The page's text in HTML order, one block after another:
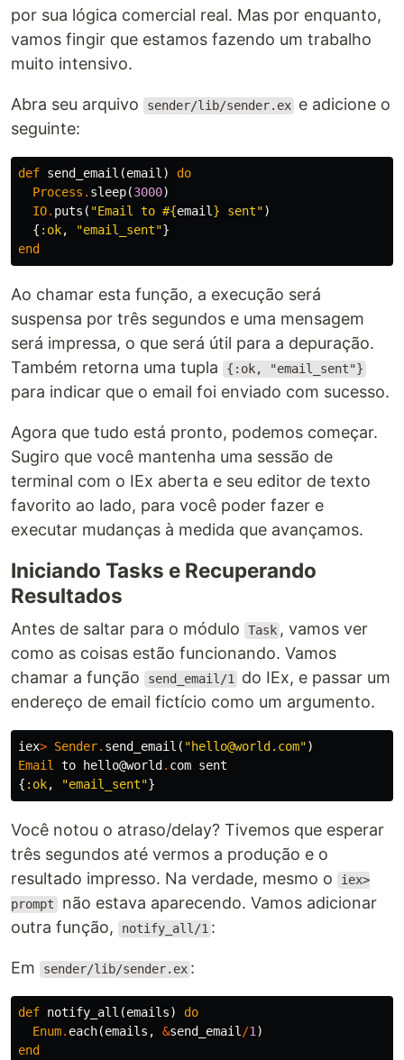
por sua lógica comercial real. Mas por enquanto,
vamos fingir que estamos fazendo um trabalho
muito intensivo.
Abra seu arquivo sender/lib/sender.ex e adicione o
seguinte:
def send_email (email )
do
Process . sleep(3000)
IO. puts ( "Email to #{email } sent")
{ :ok, "email_sent"}
end
Ao chamar esta função, a execução será
suspensa por três segundos e uma mensagem
será impressa, o que será útil para a depuração.
Também retorna uma tupla
{:ok, "email_sent"}
para indicar que o email foi enviado com sucesso.
Agora que tudo está pronto, podemos começar.
Sugiro que você mantenha uma sessão de
terminal com o IEx aberta e seu editor de texto
favorito ao lado, para você poder fazer e
executar mudanças à medida que avançamos.
Iniciando Tasks e Recuperando
Resultados
Antes de saltar para o módulo Task , vamos ver
como as coisas estão funcionando. Vamos
chamar a função
send_email/1
do IEx, e passar um
endereço de email fictício como um argumento.
iex> Sender. send_email ( "hello@world.com")
Email
to hello@world . com sent
{ :ok, "email_sent"}
Você notou o atraso/delay? Tivemos que esperar
três segundos até vermos a produção e o
resultado impresso. Na verdade, mesmo o
iex>
prompt não estava aparecendo. Vamos adicionar
outra função,
notify_all/1 :
Em sender/lib/sender.ex :
def notify_all (emails)
do
Enum. each(emails , &send_email /1 )
end